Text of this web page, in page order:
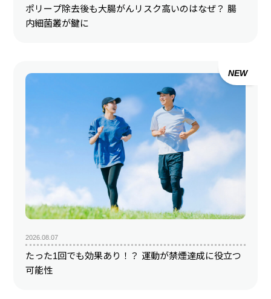
ポリープ除去後も大腸がんリスク高いのはなぜ？ 腸
内細菌叢が鍵に
NEW
2026.08.07
たった1回でも効果あり！？ 運動が禁煙達成に役立つ
可能性